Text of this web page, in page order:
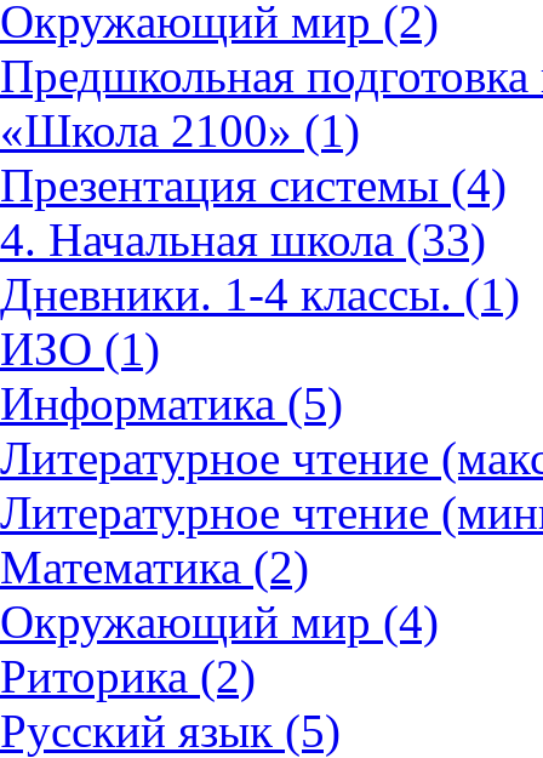
Окружающий мир (2)
Предшкольная
«Школа 2100» (1)
Презентация системы (4)
4. Начальная школа (33)
Дневники. 1-4 классы. (1)
ИЗО (1)
Информатика (5)
Литературное чтение
Литературное чтение
Математика (2)
Окружающий мир (4)
Риторика (2)
Русский язык (5)